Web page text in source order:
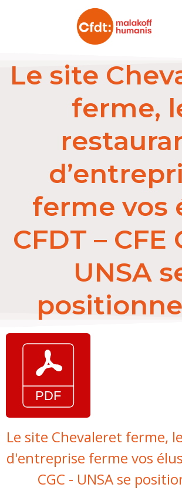
Le site
ferme,
ferme vos
CFDT – CFE
UNSA
Le site Chevaleret ferme,
d'entreprise ferme vos élus
CGC - UNSA se